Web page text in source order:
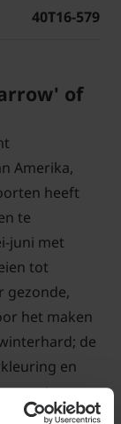
40T16-579
of
Amerika,
heeft
te
juni met
tot
gezonde,
het maken
de
en
net over
tegen